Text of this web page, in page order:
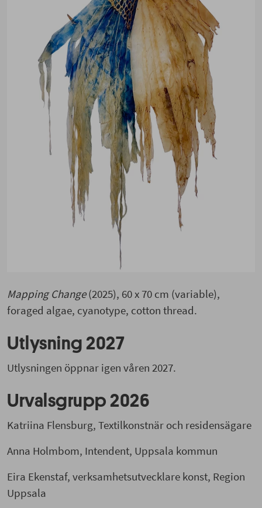
Mapping Change(2025), 60 x 70 cm (variable),
foraged algae, cyanotype, cotton thread.
Utlysning 2027
Utlysningen öppnar igen våren 2027.
Urvalsgrupp 2026
Katriina Flensburg, Textilkonstnär och residensägare
Anna Holmbom, Intendent, Uppsala kommun
Eira Ekenstaf, verksamhetsutvecklare konst, Region
Uppsala